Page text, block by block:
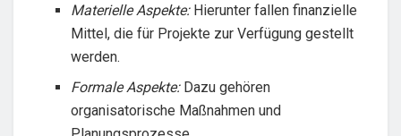
Materielle Aspekte:Hierunter fallen finanzielle
Mittel, die für Projekte zur Verfügung gestellt
werden.
Formale Aspekte:Dazu gehören
organisatorische Maßnahmen und